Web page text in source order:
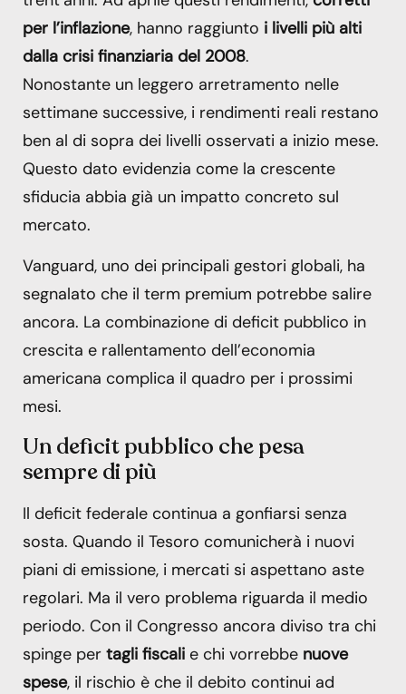
per l’inflazione, hanno raggiunto i livelli più alti
dalla crisi finanziaria del 2008.
Nonostante un leggero arretramento nelle
settimane successive, i rendimenti reali restano
ben al di sopra dei livelli osservati a inizio mese.
Questo dato evidenzia come la crescente
sfiducia abbia già un impatto concreto sul
mercato.
Vanguard, uno dei principali gestori globali, ha
segnalato che il term premium potrebbe salire
ancora. La combinazione di deficit pubblico in
crescita e rallentamento dell’economia
americana complica il quadro per i prossimi
mesi.
Un deficit pubblico che pesa
sempre di più
Il deficit federale continua a gonfiarsi senza
sosta. Quando il Tesoro comunicherà i nuovi
piani di emissione, i mercati si aspettano aste
regolari. Ma il vero problema riguarda il medio
periodo. Con il Congresso ancora diviso tra chi
spinge per tagli fiscali e chi vorrebbe nuove
spese, il rischio è che il debito continui ad